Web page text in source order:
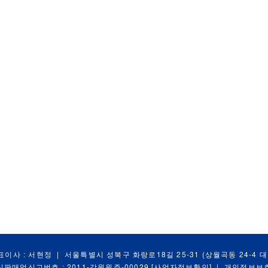
이사 : 서현정 |
서울특별시 성북구 화랑로18길 25-31 (상월곡동 24-4